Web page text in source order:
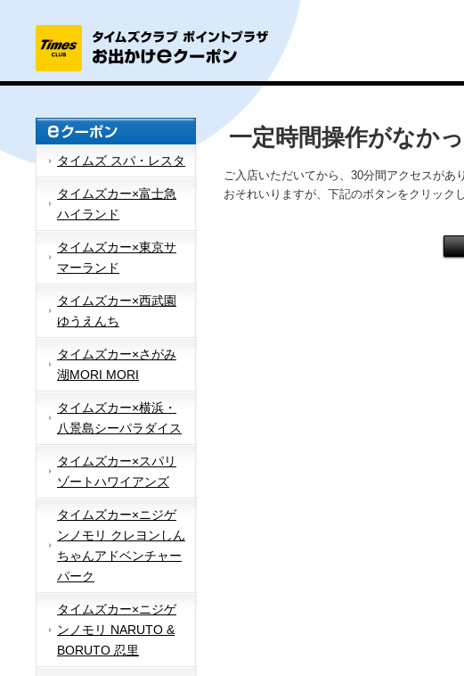
タイムズ スパ・レスタ
タイムズカー×富士急
ハイランド
タイムズカー×東京サ
マーランド
タイムズカー×西武園
ゆうえんち
タイムズカー×さがみ
湖MORI MORI
タイムズカー×横浜・
八景島シーパラダイス
タイムズカー×スパリ
ゾートハワイアンズ
タイムズカー×ニジゲ
ンノモリ クレヨンしん
ちゃんアドベンチャー
パーク
タイムズカー×ニジゲ
ンノモリ NARUTO &
BORUTO 忍里
一定時間操作がなか
ご入店いただいてから、30分間アクセスがあ
おそれいりますが、下記のボタンをクリック